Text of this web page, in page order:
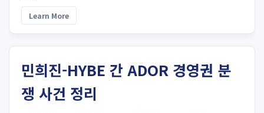
Learn More
민희진-HYBE 간 ADOR 경영권 분
쟁 사건 정리